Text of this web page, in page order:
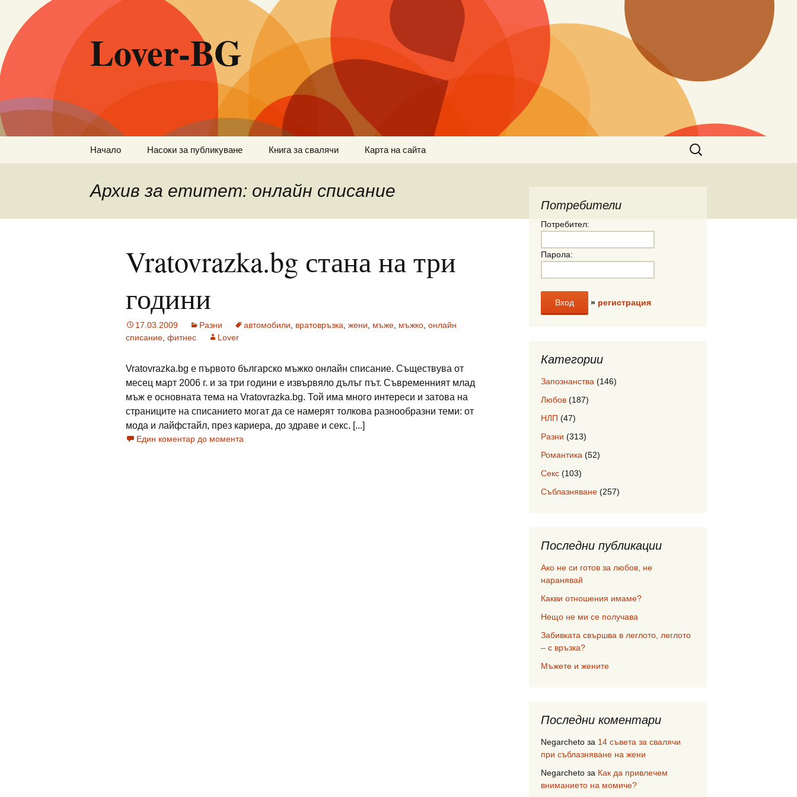
Lover-BG
Начало Насоки за публикуване Книга за свалячи Карта на сайта
Търсене
за:
Архив за етитет: онлайн списание
Vratovrazka.bg стана на три
години
17.03.2009 Разни автомобили вратовръзка жени мъже мъжко онлайн
списание фитнес Lover
Vratovrazka.bg е първото българско мъжко онлайн списание. Съществува от
месец март 2006 г. и за три години е извървяло дълъг път. Съвременният млад
мъж е основната тема на Vratovrazka.bg. Той има много интереси и затова на
страниците на списанието могат да се намерят толкова разнообразни теми: от
мода и лайфстайл, през кариера, до здраве и секс. [...]
Един коментар до момента
Потребители
Потребител:
Парола:
» регистрация
Категории
Запознанства (146)
Любов (187)
НЛП (47)
Разни (313)
Романтика (52)
Секс (103)
Съблазняване (257)
Последни публикации
Ако не си готов за любов, не
наранявай
Какви отношения имаме?
Нещо не ми се получава
Забивката свършва в леглото, леглото
– с връзка?
Мъжете и жените
Последни коментари
Negarcheto за 14 съвета за свалячи
при съблазняване на жени
Negarcheto за Как да привлечем
вниманието на момиче?